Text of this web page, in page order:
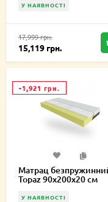
У НАЯВНОСТІ
17,999 грн.
15,119 грн.
-1,921 грн.
Матрац
Topaz 90х200х20 см
У НАЯВНОСТІ